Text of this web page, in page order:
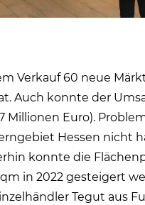
Verkauf 60 neue
Auch konnte der
Euro).
Hessen nicht
konnte die
in 2022 gesteigert
Tegut aus